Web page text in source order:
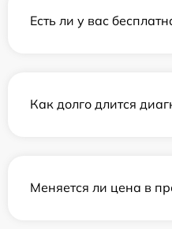
Есть ли у вас
Как долго длится
Меняется ли цена в